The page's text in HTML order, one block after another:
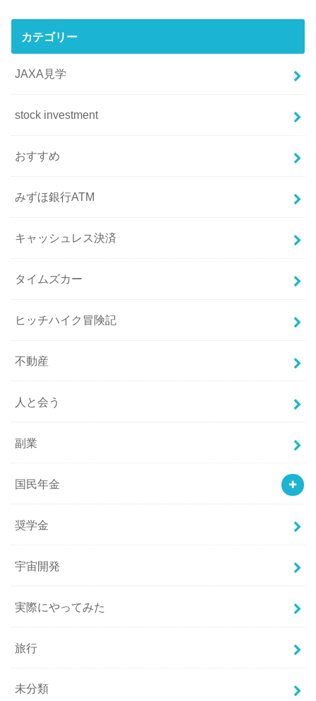
カテゴリー
JAXA見学
stock investment
おすすめ
みずほ銀行ATM
キャッシュレス決済
タイムズカー
ヒッチハイク冒険記
不動産
人と会う
副業
国民年金
奨学金
宇宙開発
実際にやってみた
旅行
未分類